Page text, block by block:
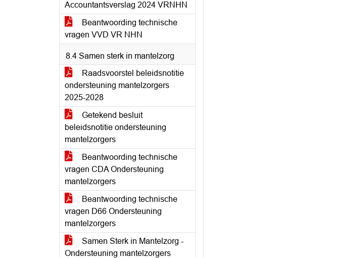
Accountantsverslag 2024 VRNHN
Beantwoording technische
vragen VVD VR NHN
8.4 Samen sterk in mantelzorg
Raadsvoorstel beleidsnotitie
ondersteuning mantelzorgers
2025-2028
Getekend besluit
beleidsnotitie ondersteuning
mantelzorgers
Beantwoording technische
vragen CDA Ondersteuning
mantelzorgers
Beantwoording technische
vragen D66 Ondersteuning
mantelzorgers
Samen Sterk in Mantelzorg -
Ondersteuning mantelzorgers